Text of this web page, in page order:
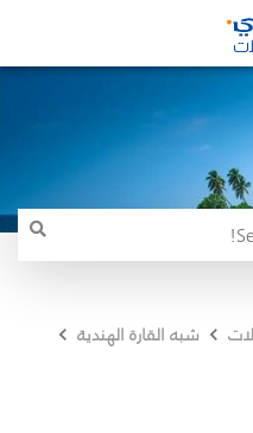
شبه القارة الهندية